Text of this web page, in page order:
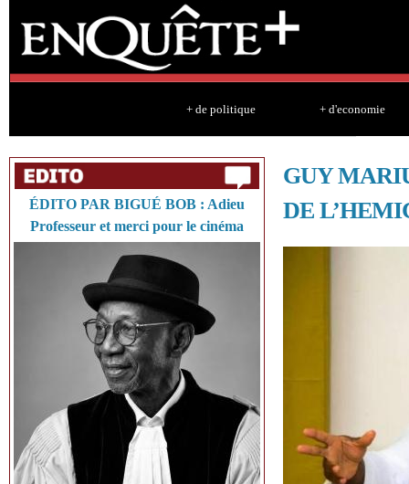
+ de politique + d'economie
ÉDITO PAR BIGUÉ BOB : Adieu
Professeur et merci pour le cinéma
GUY
DE